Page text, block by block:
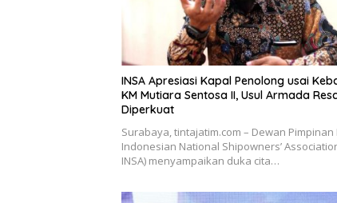
INSA Apresiasi Kapal Penolong usai
KM Mutiara Sentosa II, Usul Armada
Diperkuat
Surabaya, tintajatim.com – Dewan Pimpinan
Indonesian National Shipowners’
INSA) menyampaikan duka cita…